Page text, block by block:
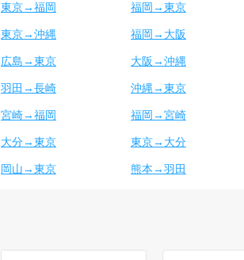
東京→福岡 福岡→東京
東京→沖縄 福岡→大阪
広島→東京 大阪→沖縄
羽田→長崎 沖縄→東京
宮崎→福岡 福岡→宮崎
大分→東京 東京→大分
岡山→東京 熊本→羽田